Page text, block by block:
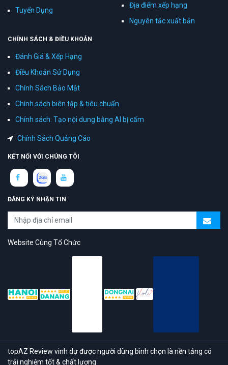
Tuyển Dụng
Địa điểm xếp hạng
Nguyên tắc xuất bản
CHÍNH SÁCH & ĐIỀU KHOẢN
Đánh Giá & Xếp Hạng
Điều Khoản Sử Dụng
Chính Sách Bảo Mật
Chính sách biên tập & tiêu chuẩn
Chính sách: Tạo nội dung bằng AI bị cấm
Chính Sách Quảng Cáo
KẾT NỐI VỚI CHÚNG TÔI
ĐĂNG KÝ NHẬN TIN
Website Cùng Tổ Chức
topAZ Review vinh dự được người dùng bình chọn là nền tảng có
trải nghiệm tốt & chất lượng